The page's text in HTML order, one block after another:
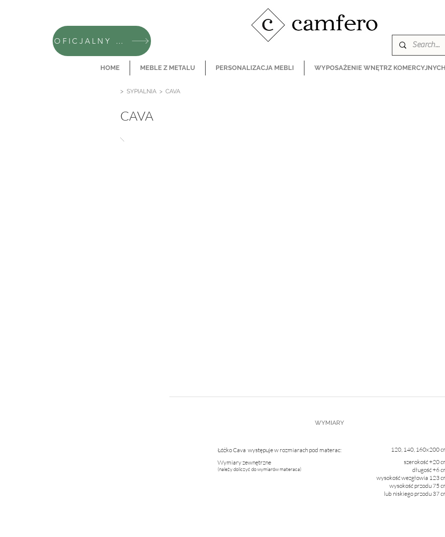
OFICJALNY SKLEP CAMFERO
HOME MEBLE Z METALU PERSONALIZACJA MEBLI WYPOSAŻENIE WNĘTRZ KOMERCYJNYCH
> SYPIALNIA > CAVA
CAVA
WYMIARY
Łóżko Cava występuje w rozmiarach pod materac:
Wymiary zewnętrzne
(należy doliczyć do wymiarów materaca)
120, 140, 160x200
szerokość +20
długość +6
wysokość wezgłowia 123
wysokość przodu 75
lub niskiego przodu 37